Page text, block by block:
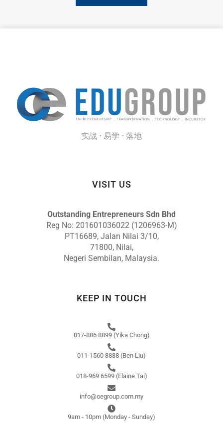
实战 · 易学 · 落地
VISIT US
Outstanding Entrepreneurs Sdn Bhd
Reg No: 201601036022 (1206963-M)
PT16689, Jalan Nilai 3/10,
71800, Nilai,
Negeri Sembilan, Malaysia.
KEEP IN TOUCH
017-886 8899 (Yika Chong)
011-1560 8888 (Ben Liu)
018-969 6599 (Elaine Tai)
info@oegroup.com.my
9am - 10pm (Monday - Sunday)